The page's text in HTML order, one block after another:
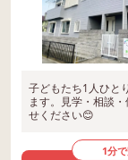
子どもたち1人ひと
ます。見学・相談
せください😊
1分